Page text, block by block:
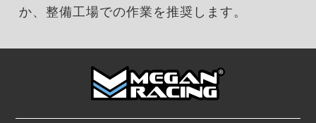
か、整備工場での作業を推奨します。